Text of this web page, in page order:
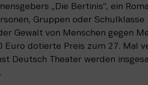
„Die Bertinis“, ein
Gruppen oder
Gewalt von Menschen gegen
Euro dotierte Preis zum 27. Mal
Deutsch Theater werden